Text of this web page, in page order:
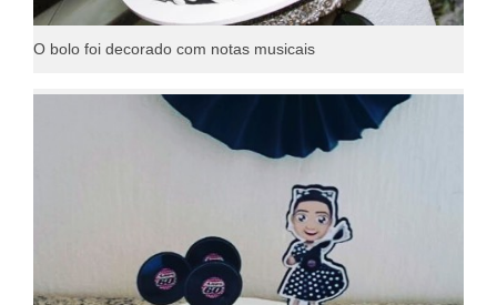
O bolo foi decorado com notas musicais